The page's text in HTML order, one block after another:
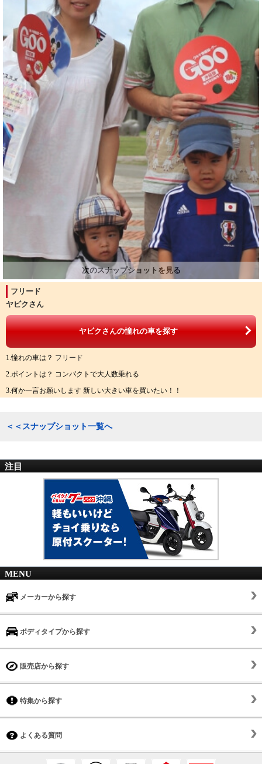
フリード
ヤビクさん
ヤビクさんの憧れの車を探す
1.憧れの車は？ フリード
2.ポイントは？ コンパクトで大人数乗れる
3.何か一言お願いします 新しい大きい車を買いたい！！
＜＜スナップショット一覧へ
注目
MENU
メーカーから探す
ボディタイプから探す
販売店から探す
特集から探す
よくある質問